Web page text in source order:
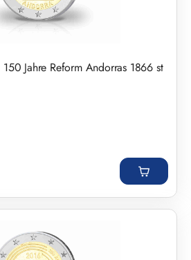
Jahre Reform Andorras 1866 st